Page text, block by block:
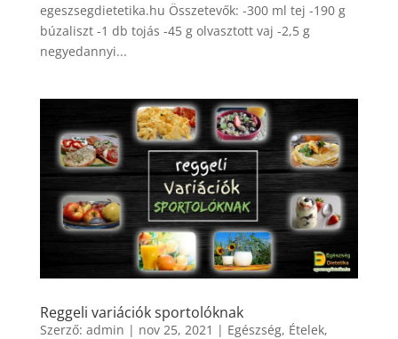
egeszsegdietetika.hu Összetevők: -300 ml tej -190 g
búzaliszt -1 db tojás -45 g olvasztott vaj -2,5 g
negyedannyi...
Reggeli variációk sportolóknak
Szerző: admin | nov 25, 2021 | Egészség, Ételek,